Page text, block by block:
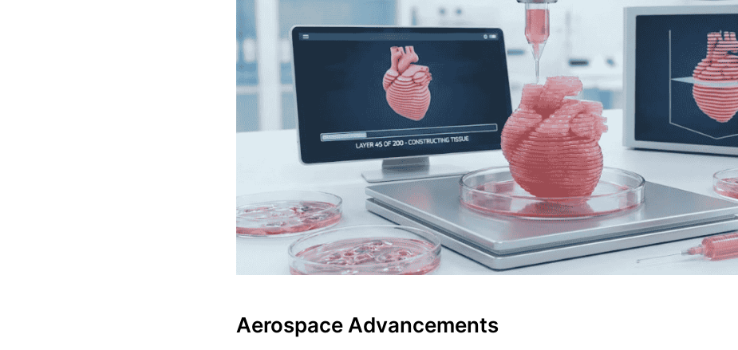
Aerospace Advancements